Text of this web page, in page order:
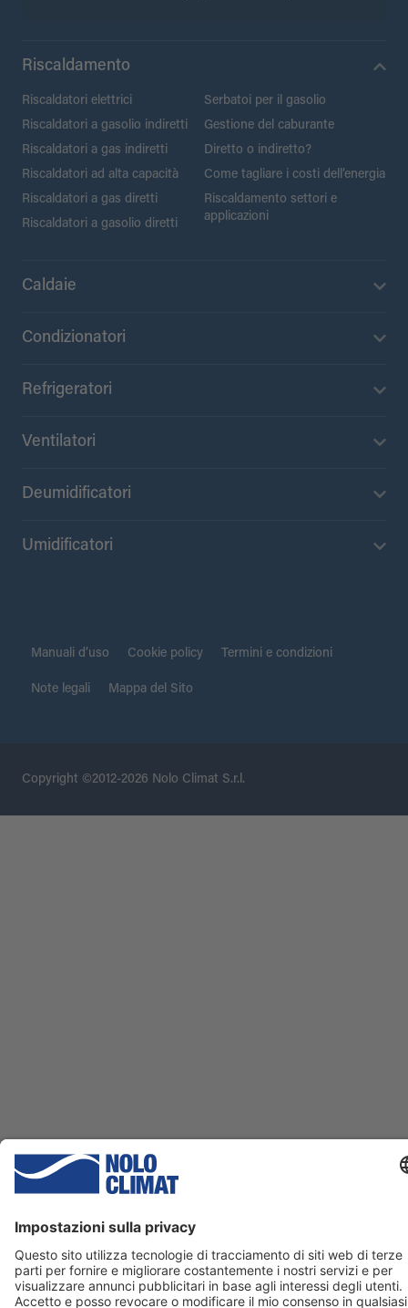
Riscaldamento
Riscaldatori elettrici
Riscaldatori a gasolio indiretti
Riscaldatori a gas indiretti
Riscaldatori ad alta capacità
Riscaldatori a gas diretti
Riscaldatori a gasolio diretti
Serbatoi per il gasolio
Gestione del caburante
Diretto o indiretto?
Come tagliare i costi dell’energia
Riscaldamento settori e
applicazioni
Caldaie
Condizionatori
Refrigeratori
Ventilatori
Deumidificatori
Umidificatori
Manuali d’uso Cookie policy Termini e condizioni
Note legali Mappa del Sito
Copyright ©2012-2026 Nolo Climat S.r.l.